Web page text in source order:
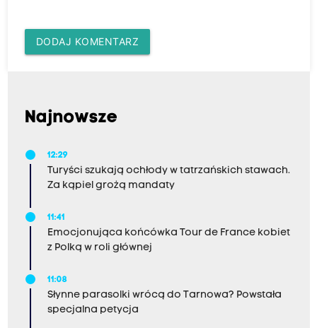
DODAJ KOMENTARZ
Najnowsze
12:29
Turyści szukają ochłody w tatrzańskich stawach.
Za kąpiel grożą mandaty
11:41
Emocjonująca końcówka Tour de France kobiet
z Polką w roli głównej
11:08
Słynne parasolki wrócą do Tarnowa? Powstała
specjalna petycja